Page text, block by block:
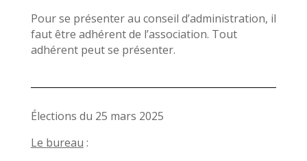
Pour se présenter au conseil d’administration, il
faut être adhérent de l’association. Tout
adhérent peut se présenter.
Élections du 25 mars 2025
Le bureau :